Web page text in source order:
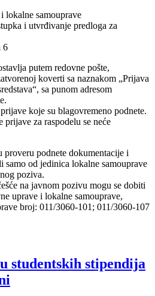
lokalne samouprave
i utvrđivanje predloga za
6
putem redovne pošte,
koverti sa naznakom „Prijava
sa punom adresom
koje su blagovremeno podnete.
za raspodelu se neće
podnete dokumentacije i
samo od jedinica lokalne samouprave
poziva.
na javnom pozivu mogu se dobiti
uprave i lokalne samouprave,
broj: 011/3060-101; 011/3060-107
studentskih stipendija